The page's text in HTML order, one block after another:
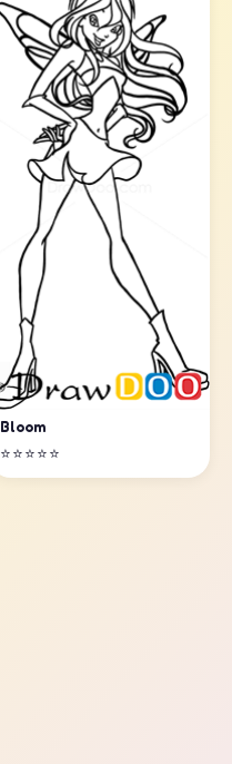
Bloom
⭐⭐⭐⭐⭐